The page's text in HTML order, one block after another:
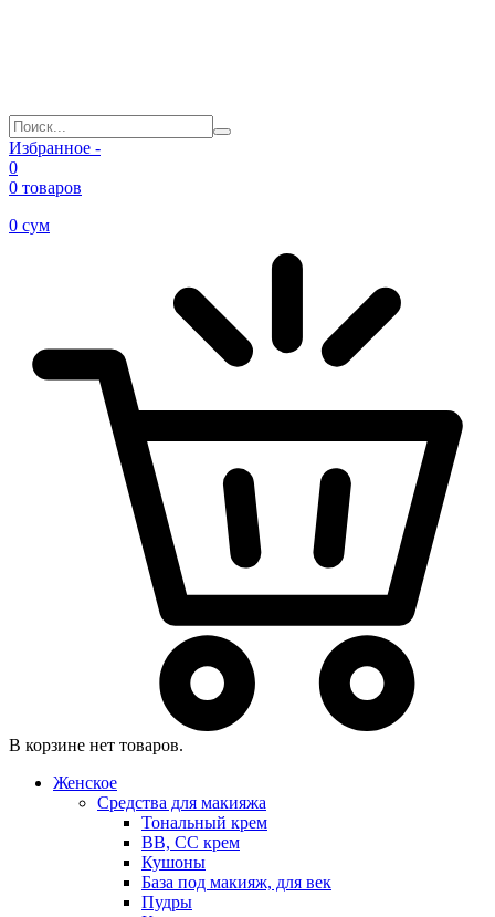
Избранное -
0
0 товаров
0 сум
В корзине нет товаров.
Женское
Средства для макияжа
Тональный крем
BB, CC крем
Кушоны
База под макияж, для век
Пудры